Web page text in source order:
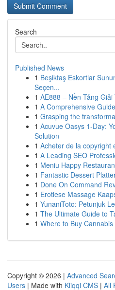
Search
Published News
1 Beşiktaş Eskortlar
Seçen...
1 AE888 – Nền Tảng
1 A Comprehensive
1 Grasping the
1 Acuvue Oasys 1-Day:
Solution
1 Acheter de la copyright
1 A Leading SEO
1 Meniu Happy
1 Fantastic Dessert
1 Done On Command
1 Erotiese Massage
1 YunaniToto: Petunjuk
1 The Ultimate Guide to
1 Where to Buy
Copyright © 2026 | Advanced
Users | Made with Kliqqi CMS | All